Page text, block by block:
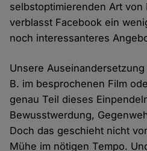
selbstoptimierenden Art von
verblasst Facebook ein
noch interessanteres
Unsere
B. im besprochenen Film
genau Teil dieses
Bewusstwerdung,
Doch das geschieht nicht
Mühe im nötigen Tempo.